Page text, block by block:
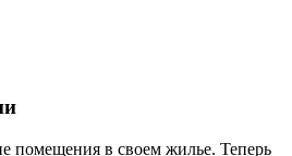
помещения в своем жилье. Теперь